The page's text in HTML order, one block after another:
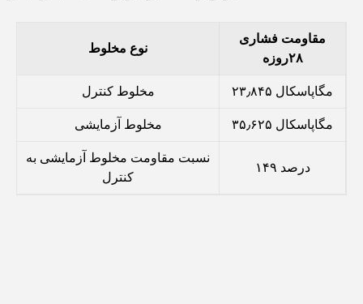
نوع مخلوط
مقاومت فشاری
۲۸روزه
مخلوط کنترل ۲۳٫۸۴۵ مگاپاسکال
مخلوط آزمایشی ۳۵٫۶۲۵ مگاپاسکال
نسبت مقاومت مخلوط آزمایشی به
کنترل
۱۴۹ درصد